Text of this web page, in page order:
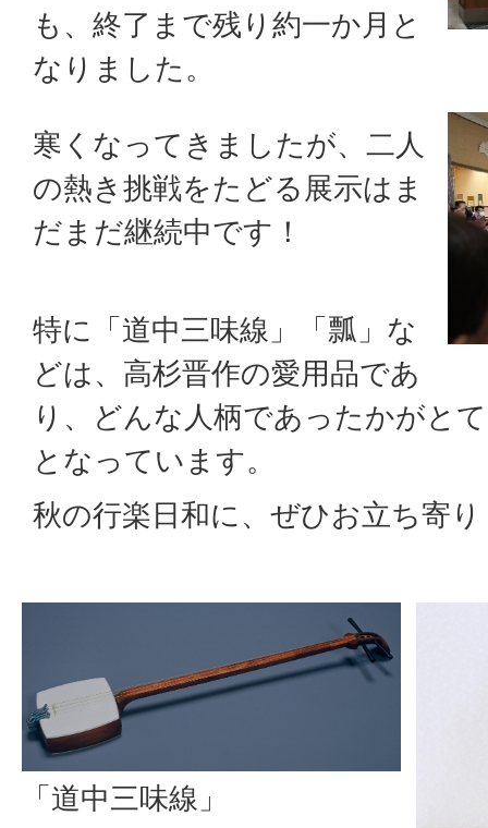
も、終了まで残り約一か月と
なりました。
寒くなってきましたが、二人
の熱き挑戦をたどる展示はま
だまだ継続中です！
特に「道中三味線」「瓢」な
どは、高杉晋作の愛用品であ
り、どんな人柄であったかがと
となっています。
秋の行楽日和に、ぜひお立ち寄
「道中三味線」